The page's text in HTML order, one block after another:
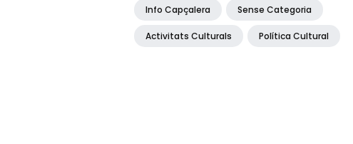
Info Capçalera Sense Categoria
Activitats Culturals Política Cultural